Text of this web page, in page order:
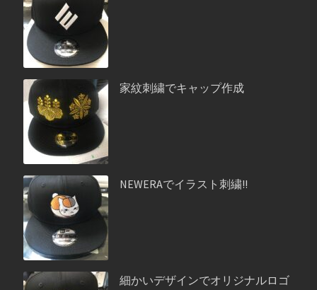
家紋刺繍でキャップ作成
NEWERAでイラスト刺繍!!
細かいデザインでオリジナルロゴ